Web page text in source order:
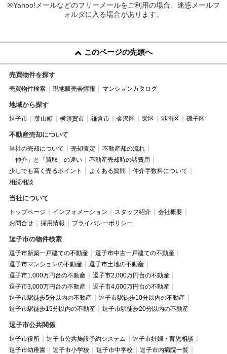
※Yahoo!メールなどのフリーメールをご利用の場合、迷惑メールフ
ォルダに入る場合があります。
このページの先頭へ
売買物件を探す
売買物件検索 現地販売会情報 マンションカタログ
地域から探す
逗子市 葉山町 横須賀市 鎌倉市 金沢区 栄区 港南区 磯子区
不動産売却について
当社の売却について 売却査定
不動産却の流れ
「仲介」と「買取」の違い
不動産売却時の諸費用
少しでも高く売るポイント
よくある質問
仲介手数料について
相続相談
当社について
トップページ インフォメーション スタッフ紹介
会社概要
お問合せ
採用情報 プライバシーポリシー
逗子市の物件検索
逗子市新築一戸建ての不動産
逗子市中古一戸建ての不動産
逗子市マンションの不動産
逗子市土地の不動産
逗子市1,000万円台の不動産
逗子市2,000万円台の不動産
逗子市3,000万円台の不動産
逗子市4,000万円台の不動産
逗子市駅徒歩5分以内の不動産
逗子市駅徒歩10分以内の不動産
逗子市駅徒歩15分以内の不動産
逗子市駅徒歩20分以内の不動産
逗子市公共関係
逗子市役所 逗子市公共施設予約システム
逗子市妊婦・育児相談
逗子市幼稚園
逗子市小学校 逗子市中学校
逗子市内病院一覧